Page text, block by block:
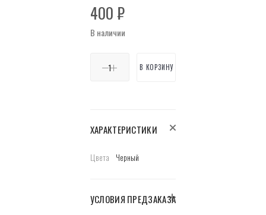
400₽
В наличии
В КОРЗИНУ
ХАРАКТЕРИСТИКИ
Цвета Черный
УСЛОВИЯ ПРЕДЗАКАЗА